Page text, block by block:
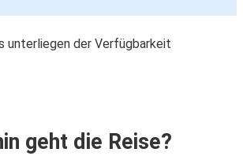
unterliegen der Verfügbarkeit
geht die Reise?